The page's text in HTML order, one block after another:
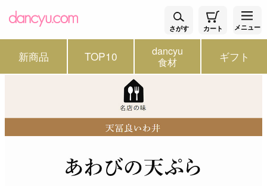
さがす カート メニュー
新商品 TOP10 dancyu
食材 ギフト